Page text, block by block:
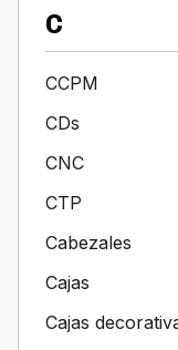
C
CCPM
CDs
CNC
CTP
Cabezales
Cajas
Cajas